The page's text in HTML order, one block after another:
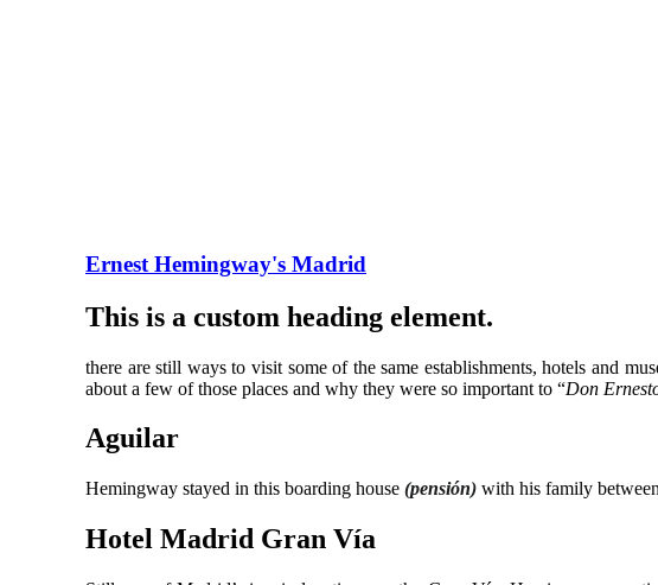
Ernest Hemingway's Madrid
This is a custom heading element.
there are still ways to visit some of the same establishments, hotels and
about a few of those places and why they were so important to “Don
Aguilar
Hemingway stayed in this boarding house (pensión) with his family
Hotel Madrid Gran Vía